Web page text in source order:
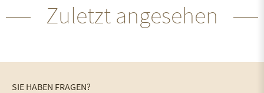
Zuletzt angesehen
SIE HABEN FRAGEN?